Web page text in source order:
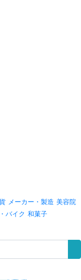
メーカー・製造 美容院
バイク 和菓子